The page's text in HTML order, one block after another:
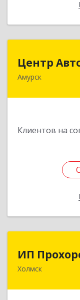
Центр
Амурск
Клиентов на
682640,
ИП
Холмск
694620,